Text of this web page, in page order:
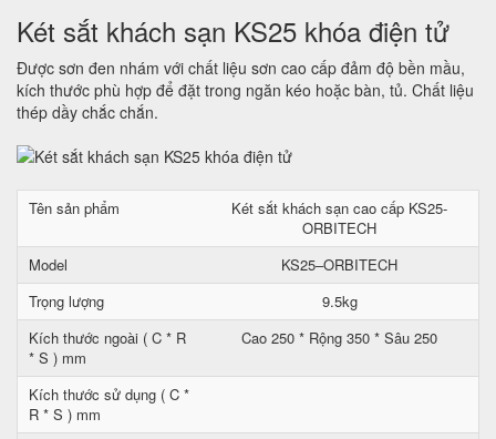
Két sắt khách sạn KS25 khóa điện tử
Được sơn đen nhám với chất liệu sơn cao cấp đảm độ bền mầu,
kích thước phù hợp để đặt trong ngăn kéo hoặc bàn, tủ. Chất liệu
thép dầy chắc chắn.
Tên sản phẩm
Két sắt khách sạn cao cấp KS25-
ORBITECH
Model
KS25–ORBITECH
Trọng lượng
9.5kg
Kích thước ngoài ( C * R
* S ) mm
Cao 250 * Rộng 350 * Sâu 250
Kích thước sử dụng ( C *
R * S ) mm